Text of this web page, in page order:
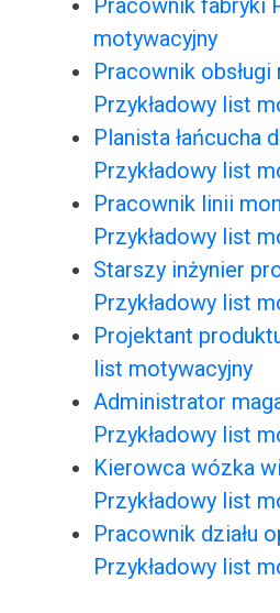
Pracownik fabryki
motywacyjny
Pracownik obsługi
Przykładowy list
Planista łańcucha
Przykładowy list
Pracownik linii
Przykładowy list
Starszy inżynier
Przykładowy list
Projektant
list motywacyjny
Administrator
Przykładowy list
Kierowca wózka
Przykładowy list
Pracownik działu
Przykładowy list